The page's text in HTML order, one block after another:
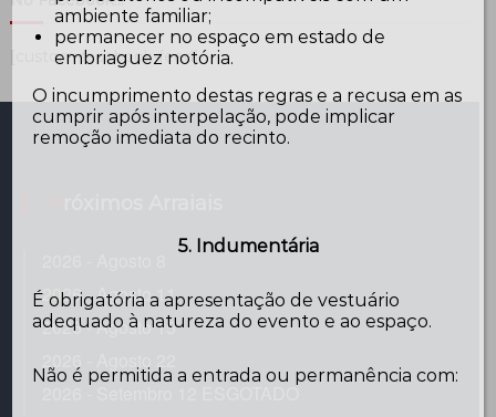
[custom-facebook-feed]
2026 - Agosto 11
2026 - Agosto 15
2026 - Setembro 12 ESGOTADO
ambiente familiar;
permanecer no espaço em estado de
embriaguez notória.
O incumprimento destas regras e a recusa em as
cumprir após interpelação, pode implicar
remoção imediata do recinto.
5. Indumentária
É obrigatória a apresentação de vestuário
adequado à natureza do evento e ao espaço.
Não é permitida a entrada ou permanência com: